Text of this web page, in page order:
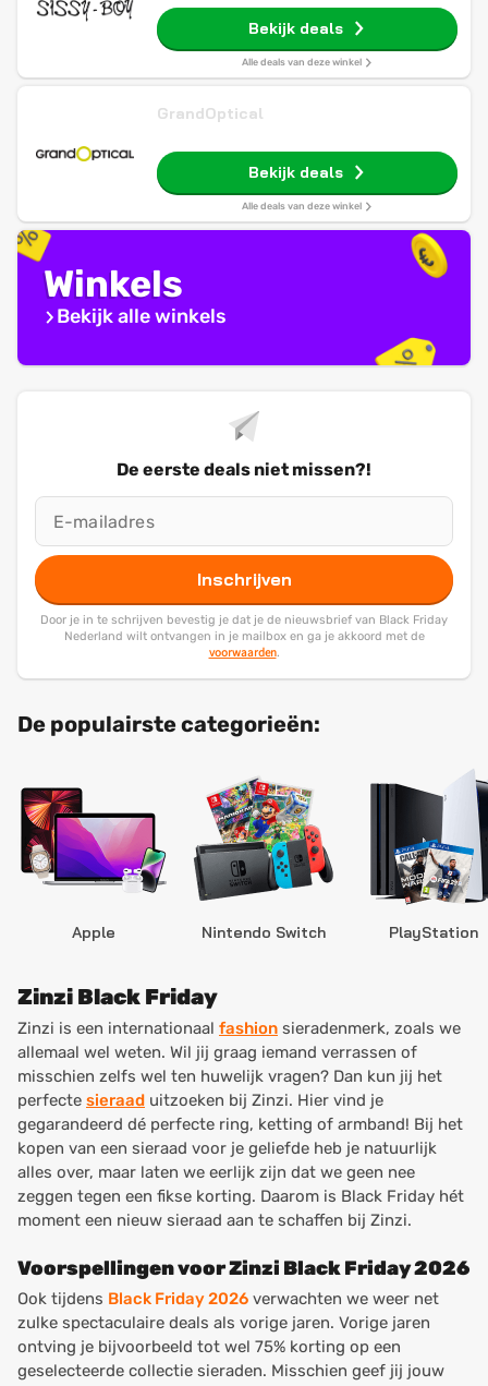
Bekijk deals
Alle deals van deze winkel
GrandOptical
Bekijk deals
Alle deals van deze winkel
Winkels
Bekijk alle winkels
De eerste deals niet missen?!
Inschrijven
Door je in te schrijven bevestig je dat je de nieuwsbrief van Black Friday
Nederland wilt ontvangen in je mailbox en ga je akkoord met de
voorwaarden.
De populairste categorieën:
Apple Nintendo Switch PlayStation
Zinzi Black Friday
Zinzi is een internationaal fashion sieradenmerk, zoals we
allemaal wel weten. Wil jij graag iemand verrassen of
misschien zelfs wel ten huwelijk vragen? Dan kun jij het
perfecte sieraad uitzoeken bij Zinzi. Hier vind je
gegarandeerd dé perfecte ring, ketting of armband! Bij het
kopen van een sieraad voor je geliefde heb je natuurlijk
alles over, maar laten we eerlijk zijn dat we geen nee
zeggen tegen een fikse korting. Daarom is Black Friday hét
moment een nieuw sieraad aan te schaffen bij Zinzi.
Voorspellingen voor Zinzi Black Friday 2026
Ook tijdens Black Friday 2026 verwachten we weer net
zulke spectaculaire deals als vorige jaren. Vorige jaren
ontving je bijvoorbeeld tot wel 75% korting op een
geselecteerde collectie sieraden. Misschien geef jij jouw